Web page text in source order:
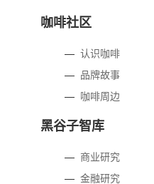
咖啡社区
—认识咖啡
— 品牌故事
— 咖啡周边
黑谷子智库
— 商业研究
—金融研究